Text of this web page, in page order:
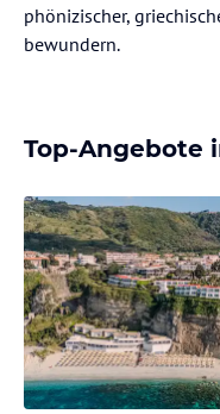
phönizischer,
bewundern.
Top-Angebote